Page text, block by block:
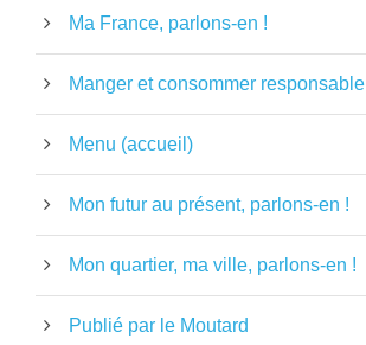
Ma France, parlons-en !
Manger et consommer responsable
Menu (accueil)
Mon futur au présent, parlons-en !
Mon quartier, ma ville, parlons-en !
Publié par le Moutard